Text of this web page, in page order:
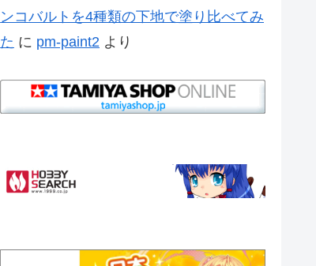
ンコバルトを4種類の下地で塗り比べてみ
た に pm-paint2 より